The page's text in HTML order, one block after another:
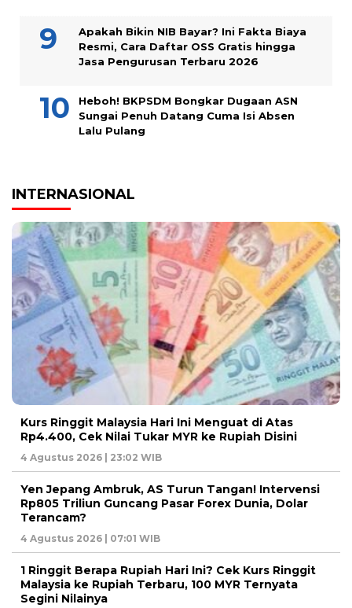
Apakah Bikin NIB Bayar? Ini Fakta Biaya
Resmi, Cara Daftar OSS Gratis hingga
Jasa Pengurusan Terbaru 2026
Heboh! BKPSDM Bongkar Dugaan ASN
Sungai Penuh Datang Cuma Isi Absen
Lalu Pulang
INTERNASIONAL
Kurs Ringgit Malaysia Hari Ini Menguat di Atas
Rp4.400, Cek Nilai Tukar MYR ke Rupiah Disini
4 Agustus 2026 | 23:02 WIB
Yen Jepang Ambruk, AS Turun Tangan! Intervensi
Rp805 Triliun Guncang Pasar Forex Dunia, Dolar
Terancam?
4 Agustus 2026 | 07:01 WIB
1 Ringgit Berapa Rupiah Hari Ini? Cek Kurs Ringgit
Malaysia ke Rupiah Terbaru, 100 MYR Ternyata
Segini Nilainya